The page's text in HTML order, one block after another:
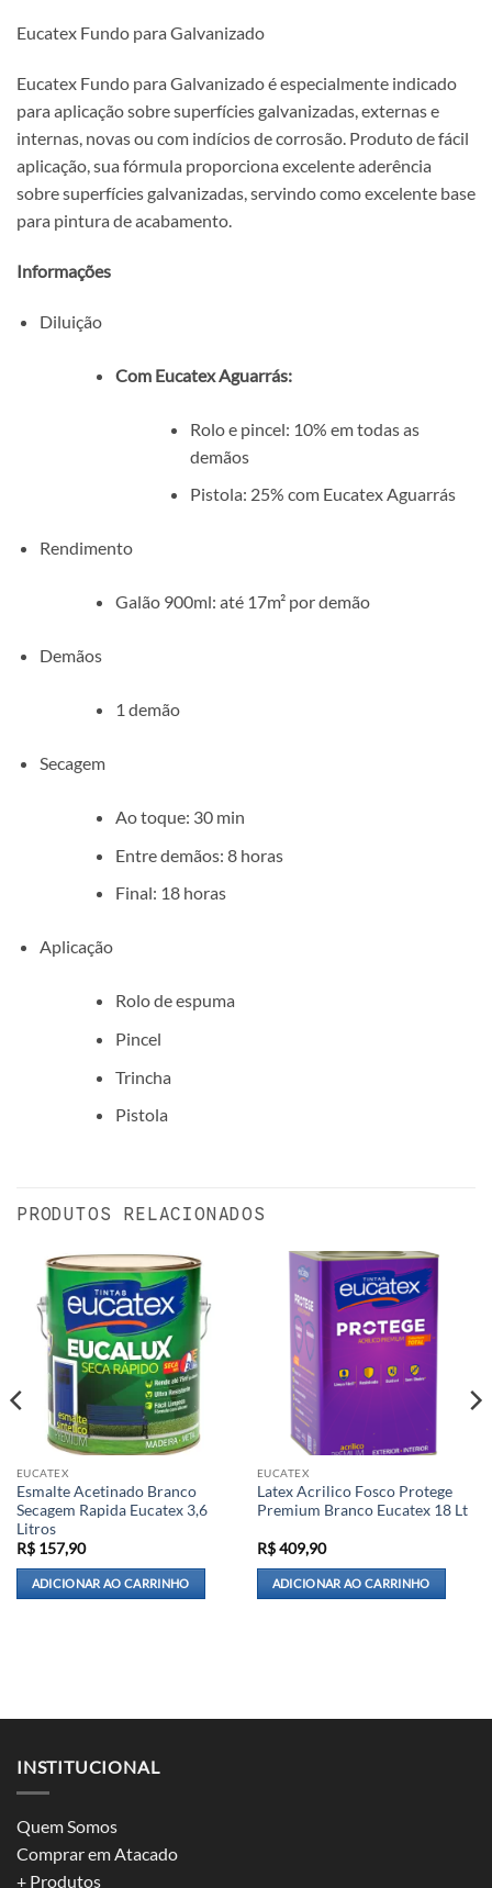
Eucatex Fundo para Galvanizado
Eucatex Fundo para Galvanizado é especialmente indicado
para aplicação sobre superfícies galvanizadas, externas e
internas, novas ou com indícios de corrosão. Produto de fácil
aplicação, sua fórmula proporciona excelente aderência
sobre superfícies galvanizadas, servindo como excelente base
para pintura de acabamento.
Informações
Diluição
Com Eucatex Aguarrás:
Rolo e pincel: 10% em todas as
demãos
Pistola: 25% com Eucatex Aguarrás
Rendimento
Galão 900ml: até 17m² por demão
Demãos
1 demão
Secagem
Ao toque: 30 min
Entre demãos: 8 horas
Final: 18 horas
Aplicação
Rolo de espuma
Pincel
Trincha
Pistola
PRODUTOS RELACIONADOS
EUCATEX
Esmalte Acetinado Branco
Secagem Rapida Eucatex 3,6
Litros
R$157,90
ADICIONAR AO CARRINHO
EUCATEX
Latex Acrilico Fosco Protege
Premium Branco Eucatex 18 Lt
R$409,90
ADICIONAR AO CARRINHO
INSTITUCIONAL
Quem Somos
Comprar em Atacado
+ Produtos